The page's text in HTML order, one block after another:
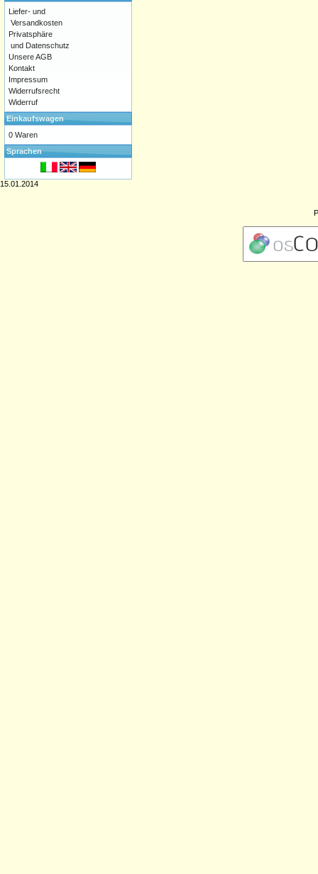
Liefer- und
Versandkosten
Privatsphäre
und Datenschutz
Unsere AGB
Kontakt
Impressum
Widerrufsrecht
Widerruf
Einkaufswagen
0 Waren
Sprachen
15.01.2014